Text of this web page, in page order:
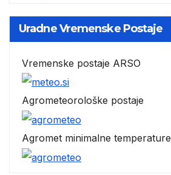
Uradne Vremenske Postaje
Vremenske postaje ARSO
Agrometeorološke postaje
Agromet minimalne temperature